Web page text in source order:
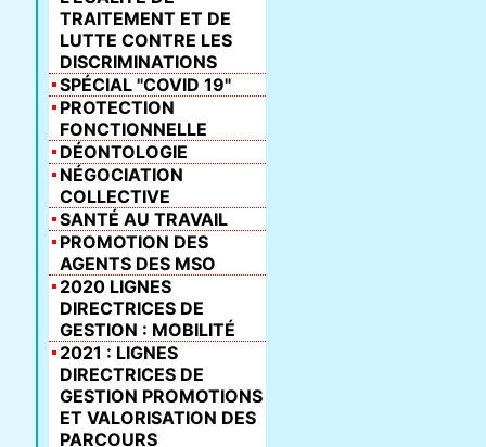
TRAITEMENT ET DE
LUTTE CONTRE LES
DISCRIMINATIONS
SPÉCIAL "COVID 19"
PROTECTION
FONCTIONNELLE
DÉONTOLOGIE
NÉGOCIATION
COLLECTIVE
SANTÉ AU TRAVAIL
PROMOTION DES
AGENTS DES MSO
2020 LIGNES
DIRECTRICES DE
GESTION : MOBILITÉ
2021 : LIGNES
DIRECTRICES DE
GESTION PROMOTIONS
ET VALORISATION DES
PARCOURS